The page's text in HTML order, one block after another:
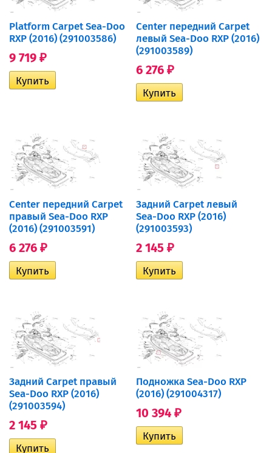
Platform Carpet Sea-Doo
RXP (2016) (291003586)
9 719 ₽
Center передний Carpet
левый Sea-Doo RXP (2016)
(291003589)
6 276 ₽
Center передний Carpet
правый Sea-Doo RXP
(2016) (291003591)
6 276 ₽
Задний Carpet левый
Sea-Doo RXP (2016)
(291003593)
2 145 ₽
Задний Carpet правый
Sea-Doo RXP (2016)
(291003594)
2 145 ₽
Подножка Sea-Doo RXP
(2016) (291004317)
10 394 ₽